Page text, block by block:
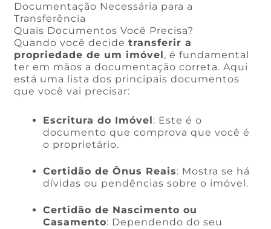
Documentação Necessária para a
Transferência
Quais Documentos Você Precisa?
Quando você decidetransferir a
propriedade de um imóvel , é fundamental
ter em mãos a documentação correta. Aqui
está uma lista dos principais documentos
que você vai precisar:
Escritura do Imóvel : Este é o
documento que comprova que você é
o proprietário.
Certidão de Ônus Reais: Mostra se há
dívidas ou pendências sobre o imóvel.
Certidão de Nascimento ou
Casamento: Dependendo do seu